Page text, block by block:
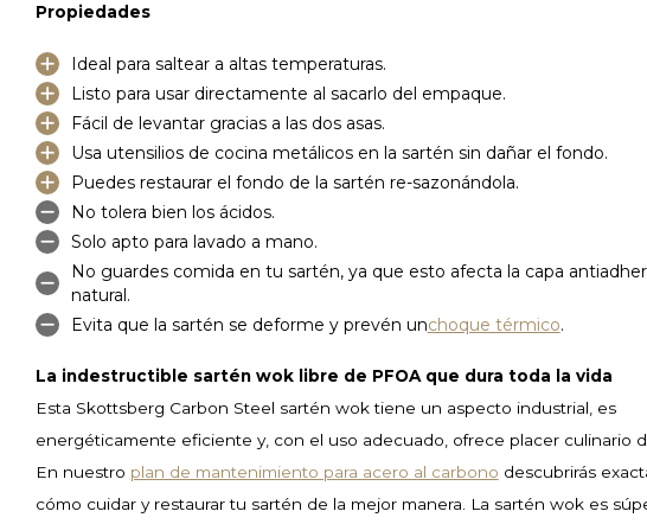
Propiedades
Ideal para saltear a altas temperaturas.
Listo para usar directamente al sacarlo del empaque.
Fácil de levantar gracias a las dos asas.
Usa utensilios de cocina metálicos en la sartén sin dañar el fondo.
Puedes restaurar el fondo de la sartén re-sazonándola.
No tolera bien los ácidos.
Solo apto para lavado a mano.
No guardes comida en tu sartén, ya que esto afecta la capa
natural.
Evita que la sartén se deforme y prevén unchoque térmico.
La indestructible sartén wok libre de PFOA que dura toda la vida
Esta Skottsberg Carbon Steel sartén wok tiene un aspecto industrial, es
energéticamente eficiente y, con el uso adecuado, ofrece placer culinario
En nuestro plan de mantenimiento para acero al carbono descubrirás
cómo cuidar y restaurar tu sartén de la mejor manera. La sartén wok es